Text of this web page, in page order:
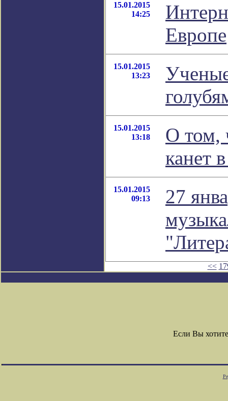
15.01.2015
14:25
Европе
15.01.2015
13:23
15.01.2015
13:18
О том,
канет
15.01.2015
09:13
27
<<
Если Вы